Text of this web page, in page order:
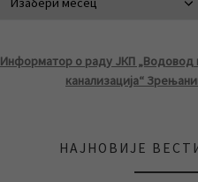
Информатор о раду ЈКП „Водовод
канализација“
НАЈНОВИЈЕ